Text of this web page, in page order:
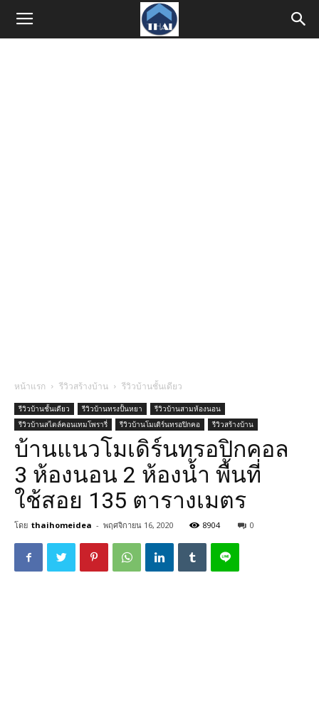
หน้าแรก รีวิวสร้างบ้าน รีวิวบ้านชั้นเดียว
รีวิวบ้านชั้นเดียว รีวิวบ้านทรงปั้นหยา
รีวิวบ้านสามห้องนอน
รีวิวบ้านสไตล์คอนเทมโพรารี่
รีวิวบ้านโมเดิร์นทรอปิกคอ รีวิวสร้างบ้าน
บ้านแนวโมเดิร์นทรอปิกคอล
3 ห้องนอน 2 ห้องน้ำ พื้นที่
ใช้สอย 135 ตารางเมตร
โดย thaihomeidea - พฤศจิกายน 16, 2020 8904 0